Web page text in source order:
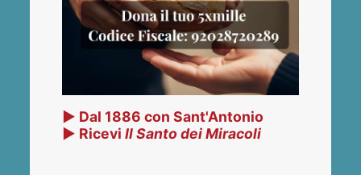
▶ Dal 1886 con Sant'Antonio
▶ RiceviIl Santo dei Miracoli